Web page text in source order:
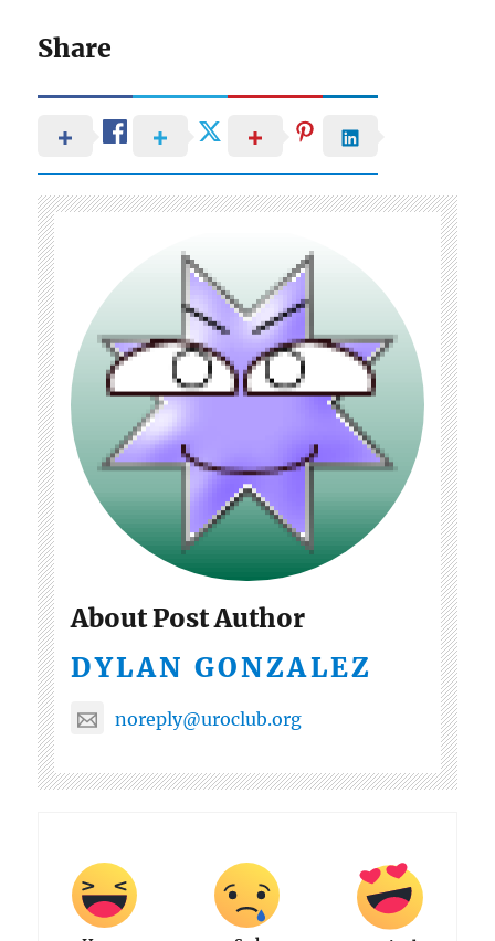
Share
About Post Author
DYLAN GONZALEZ
noreply@uroclub.org